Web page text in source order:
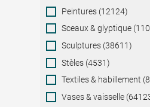
Peintures (12124)
Sceaux & glyptique
Sculptures (38611)
Stèles (4531)
Textiles & habillement
Vases & vaisselle